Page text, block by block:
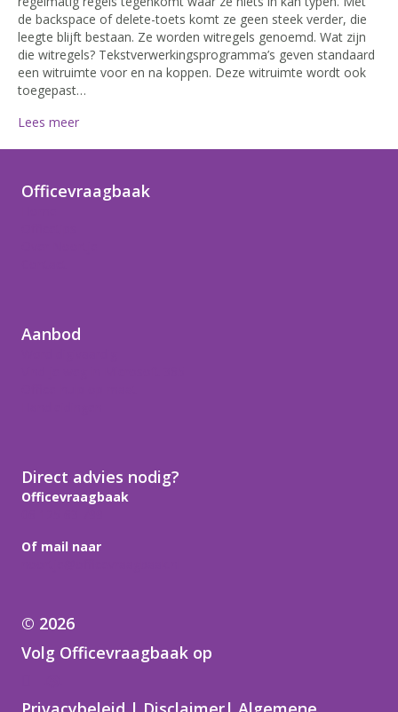
de backspace of delete-toets komt ze geen steek verder, die
leegte blijft bestaan. Ze worden witregels genoemd. Wat zijn
die witregels? Tekstverwerkingsprogramma’s geven standaard
een witruimte voor en na koppen. Deze witruimte wordt ook
toegepast…
Lees meer
Officevraagbaak
Aanbod
Direct advies nodig?
Officevraagbaak
Of mail naar
© 2026
Volg Officevraagbaak op